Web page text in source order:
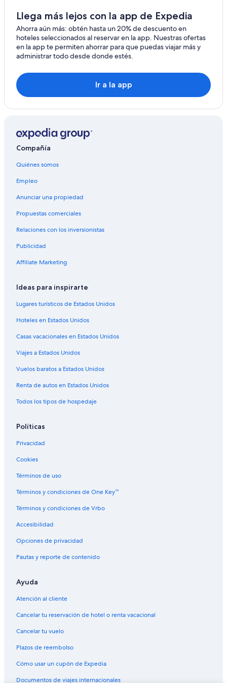
Llega más lejos con la app de Expedia
Ahorra aún más: obtén hasta un 20% de descuento en
hoteles seleccionados al reservar en la app. Nuestras ofertas
en la app te permiten ahorrar para que puedas viajar más y
administrar todo desde donde estés.
Ir a la app
Compañía
Quiénes somos
Empleo
Anunciar una propiedad
Propuestas comerciales
Relaciones con los inversionistas
Publicidad
Affiliate Marketing
Ideas para inspirarte
Lugares turísticos de Estados Unidos
Hoteles en Estados Unidos
Casas vacacionales en Estados Unidos
Viajes a Estados Unidos
Vuelos baratos a Estados Unidos
Renta de autos en Estados Unidos
Todos los tipos de hospedaje
Políticas
Privacidad
Cookies
Términos de uso
Términos y condiciones de One Key™
Términos y condiciones de Vrbo
Accesibilidad
Opciones de privacidad
Pautas y reporte de contenido
Ayuda
Atención al cliente
Cancelar tu reservación de hotel o renta vacacional
Cancelar tu vuelo
Plazos de reembolso
Cómo usar un cupón de Expedia
Documentos de viajes internacionales